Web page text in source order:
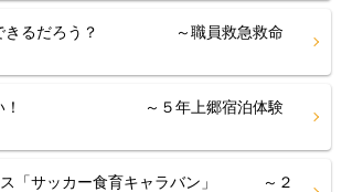
できるだろう？ ～職員救急救命
～い！ ～５年上郷宿泊体験
ス「サッカー食育キャラバン」 ～２